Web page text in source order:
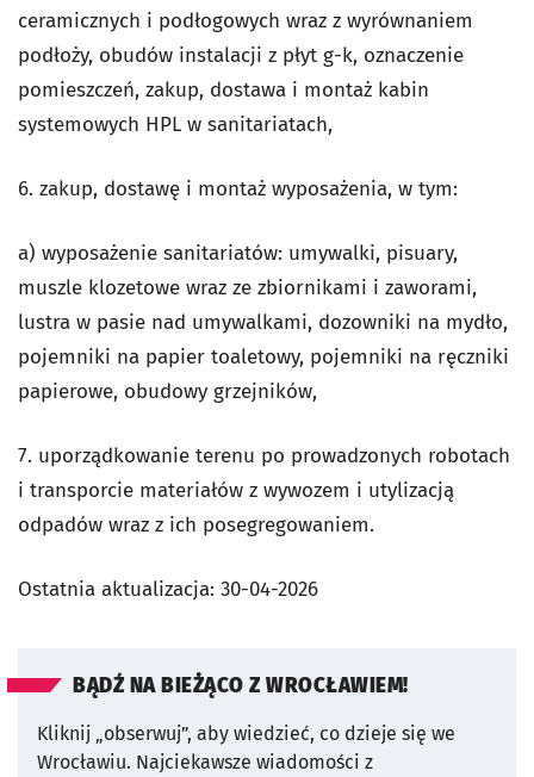
ceramicznych i podłogowych wraz z wyrównaniem
podłoży, obudów instalacji z płyt g-k, oznaczenie
pomieszczeń, zakup, dostawa i montaż kabin
systemowych HPL w sanitariatach,
6. zakup, dostawę i montaż wyposażenia, w tym:
a) wyposażenie sanitariatów: umywalki, pisuary,
muszle klozetowe wraz ze zbiornikami i zaworami,
lustra w pasie nad umywalkami, dozowniki na mydło,
pojemniki na papier toaletowy, pojemniki na ręczniki
papierowe, obudowy grzejników,
7. uporządkowanie terenu po prowadzonych robotach
i transporcie materiałów z wywozem i utylizacją
odpadów wraz z ich posegregowaniem.
Ostatnia aktualizacja: 30-04-2026
BĄDŹ NA BIEŻĄCO Z WROCŁAWIEM!
Kliknij „obserwuj”, aby wiedzieć, co dzieje się we
Wrocławiu. Najciekawsze wiadomości z